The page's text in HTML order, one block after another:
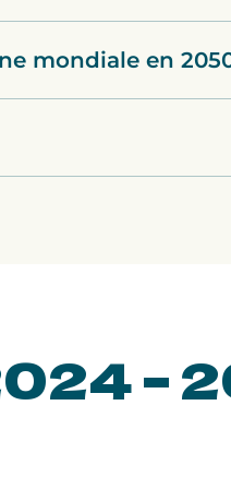
mondiale en
–